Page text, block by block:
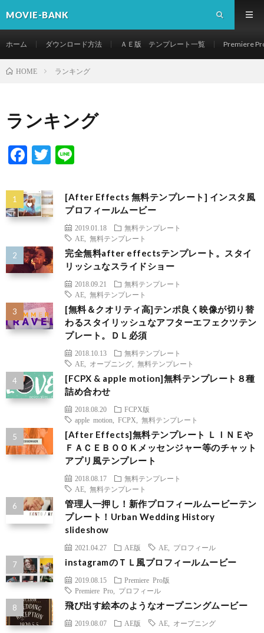
MOVIE-BANK
ホーム ダウンロード方法 ＡＥ版 テンプレート一覧 Premiere
HOME ランキング
ランキング
F
e
b
o
k
T
itt
er
e
[After Effects 無料テンプレート] インスタ風
プロフィールムービー
2019.01.18
無料テンプレート
AE
無料テンプレート
完全無料after effectsテンプレート。スタイ
リッシュなスライドショー
2018.09.21
無料テンプレート
AE
無料テンプレート
[無料＆クオリティ高]テンポ良く映像が切り替
わるスタイリッシュなアフターエフェクツテン
プレート。ＤＬ必須
2018.10.13
無料テンプレート
AE
オープニング 無料テンプレート
[FCPX & apple motion]無料テンプレート８種
詰め合わせ
2018.08.20
FCPX版
apple motion
FCPX 無料テンプレート
[After Effects]無料テンプレート ＬＩＮＥや
ＦＡＣＥＢＯＯＫメッセンジャー等のチャット
アプリ風テンプレート
2018.08.17
無料テンプレート
AE
無料テンプレート
管理人一押し！新作プロフィールムービーテン
プレート！Urban Wedding History
slideshow
2021.04.27 AE版 AE プロフィール
instagramのＴＬ風プロフィールムービー
2019.08.15
Premiere Pro版
Premiere Pro
プロフィール
飛び出す絵本のようなオープニングムービー
2019.08.07 AE版 AE オープニング